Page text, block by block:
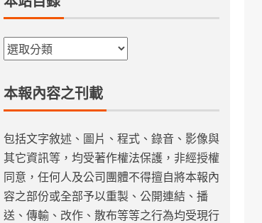
本報內容之刊載
包括文字敘述、圖片、程式、錄音、影像與
其它資訊等，均受著作權法保護，非經授權
同意，任何人及公司團體不得擅自將本報內
容之部份或全部予以重製、公開連結、播
送、傳輸、改作、散布等等之行為均受現行